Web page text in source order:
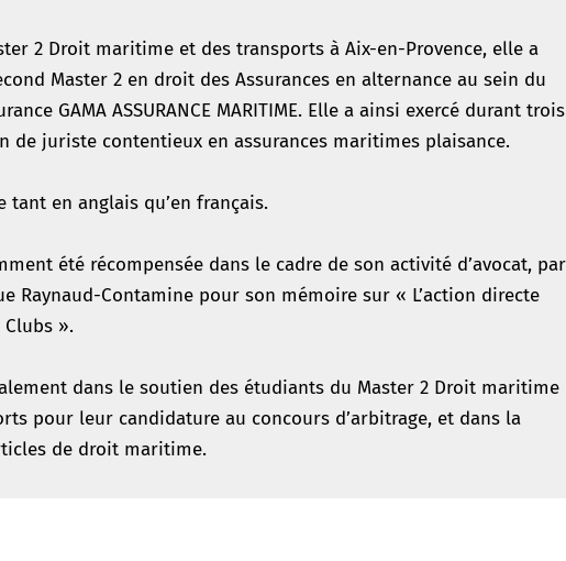
2 Droit maritime et des transports à Aix-en-Provence, elle a
Master 2 en droit des Assurances en alternance au sein du
GAMA ASSURANCE MARITIME. Elle a ainsi exercé durant trois
de juriste contentieux en assurances maritimes plaisance.
tant en anglais qu’en français.
été récompensée dans le cadre de son activité d’avocat, par
Raynaud-Contamine pour son mémoire sur « L’action directe
».
dans le soutien des étudiants du Master 2 Droit maritime
pour leur candidature au concours d’arbitrage, et dans la
de droit maritime.